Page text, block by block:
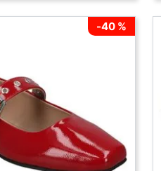
-40 %